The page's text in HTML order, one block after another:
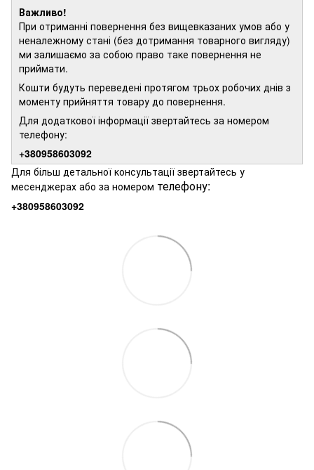
Важливо!
При отриманні повернення без вищевказаних умов або у
неналежному стані (без дотримання товарного вигляду)
ми залишаємо за собою право таке повернення не
приймати.
Кошти будуть переведені протягом трьох робочих днів з
моменту прийняття товару до повернення.
Для додаткової інформації звертайтесь за номером
телефону:
+380958603092
Для більш детальної консультації звертайтесь у
месенджерах або за номером телефону:
+380958603092